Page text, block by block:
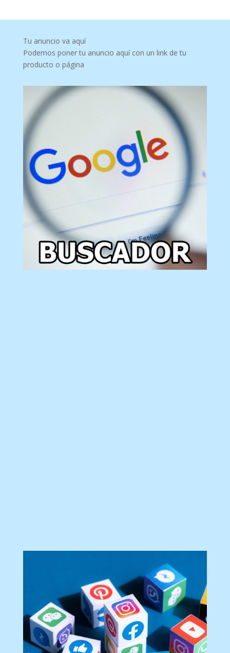
Tu anuncio va aquí
Podemos poner tu anuncio aquí con un link de tu
producto o página